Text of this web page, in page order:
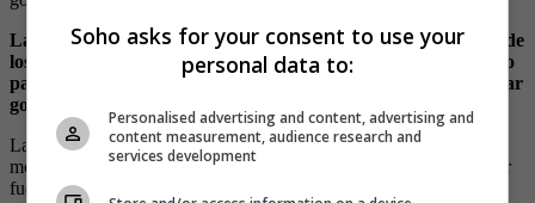
Las imágenes permiten ver que cuando se inicia la pelea, uno de
los hombres se hacen en la mitad, pero eso no fue impedimento
para que el segundo se abalanzara contra la chica para intentar
golpearla.
La situación dentro del articulado casi se sale de control en ese
momento, cuando las demás personas quisieron evitar que la mujer
fuera golpeada, propinándole varios golpes a los dos hombres
Soho asks for your consent to use your
personal data to:
Personalised advertising and content, advertising and
content measurement, audience research and
services development